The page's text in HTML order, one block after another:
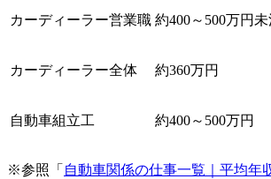
カーディーラー営業職 約400～500万円
カーディーラー全体 約360万円
自動車組立工 約400～500万円
※参照「 自動車関係の仕事一覧｜平均年